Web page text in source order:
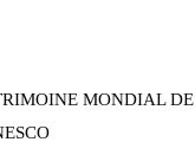
MONDIAL DE